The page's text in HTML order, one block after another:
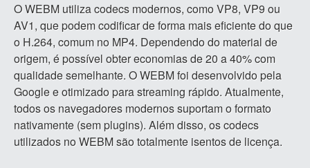
O WEBM utiliza codecs modernos, como VP8, VP9 ou
AV1, que podem codificar de forma mais eficiente do que
o H.264, comum no MP4. Dependendo do material de
origem, é possível obter economias de 20 a 40% com
qualidade semelhante. O WEBM foi desenvolvido pela
Google e otimizado para streaming rápido. Atualmente,
todos os navegadores modernos suportam o formato
nativamente (sem plugins). Além disso, os codecs
utilizados no WEBM são totalmente isentos de licença.